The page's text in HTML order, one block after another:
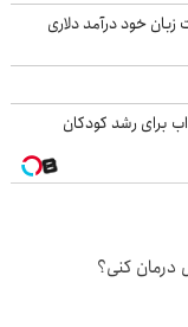
خود درآمد دلاری
برای رشد کودکان
درمان کنی؟